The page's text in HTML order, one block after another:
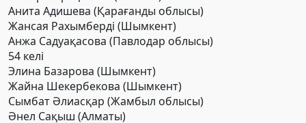
Анита Адишева (Қарағанды облысы)
Жансая Рахымберді (Шымкент)
Анжа Садуақасова (Павлодар облысы)
54 келі
Элина Базарова (Шымкент)
Жайна Шекербекова (Шымкент)
Сымбат Әлиасқар (Жамбыл облысы)
Әнел Сақыш (Алматы)